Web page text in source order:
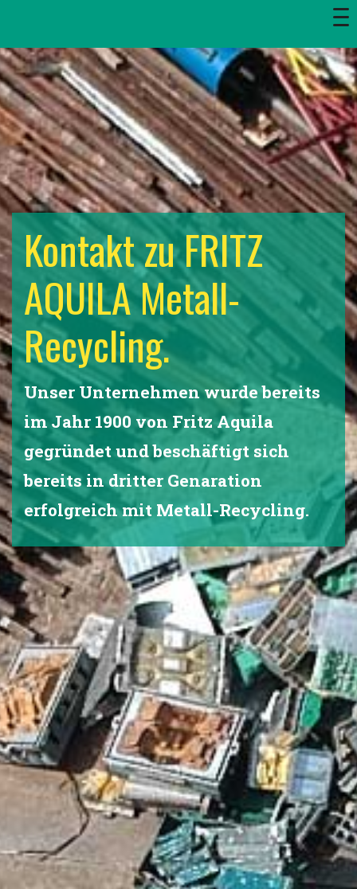
Kontakt zu FRITZ
AQUILA Metall-
Recycling.
Unser Unternehmen wurde bereits
im Jahr 1900 von Fritz Aquila
gegründet und beschäftigt sich
bereits in dritter Genaration
erfolgreich mit Metall-Recycling.